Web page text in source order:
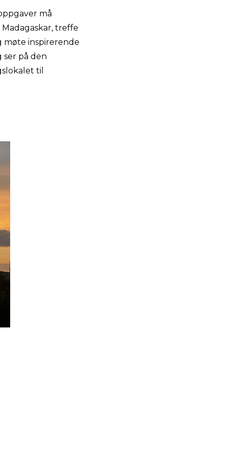
må
treffe
møte inspirerende
ser på den
til